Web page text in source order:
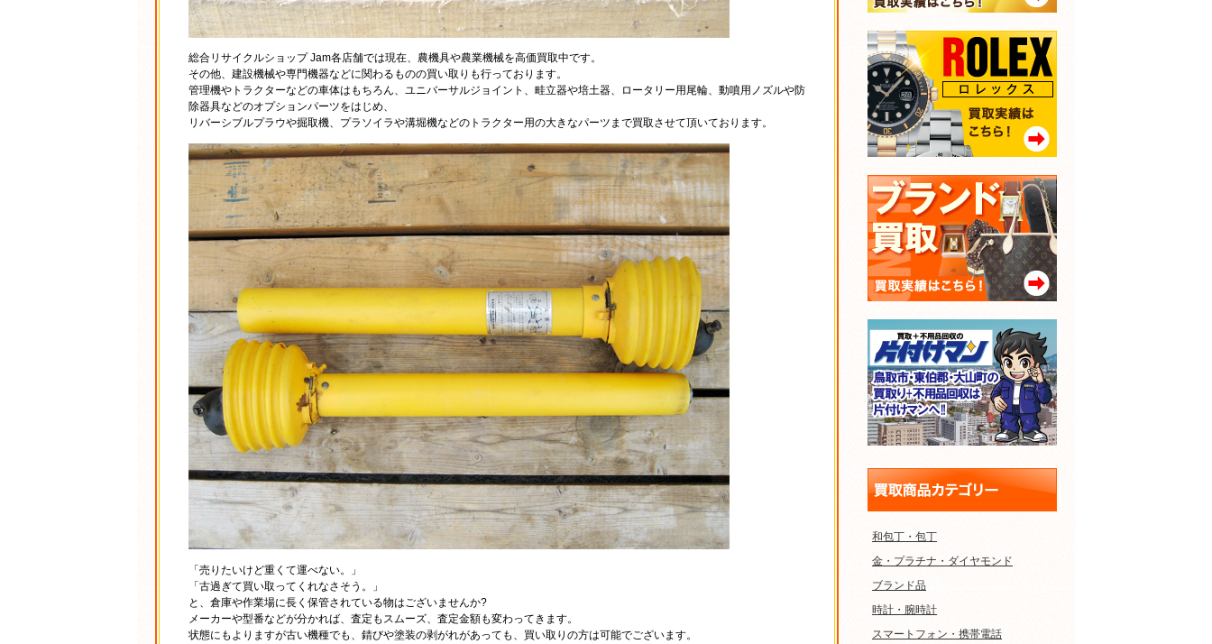
総合リサイクルショップ Jam各店舗では現在、農機具や農業機械を高価買取中です。
その他、建設機械や専門機器などに関わるものの買い取りも行っております。
管理機やトラクターなどの車体はもちろん、ユニバーサルジョイント、畦立器や培土器、ロータリー用尾輪、動噴用ノズルや防
除器具などのオプションパーツをはじめ、
リバーシブルプラウや掘取機、プラソイラや溝堀機などのトラクター用の大きなパーツまで買取させて頂いております。
「売りたいけど重くて運べない。」
「古過ぎて買い取ってくれなさそう。」
と、倉庫や作業場に長く保管されている物はございませんか?
メーカーや型番などが分かれば、査定もスムーズ、査定金額も変わってきます。
状態にもよりますが古い機種でも、錆びや塗装の剥がれがあっても、買い取りの方は可能でございます。
和包丁・包丁
金・プラチナ・ダイヤモンド
ブランド品
時計・腕時計
スマートフォン・携帯電話